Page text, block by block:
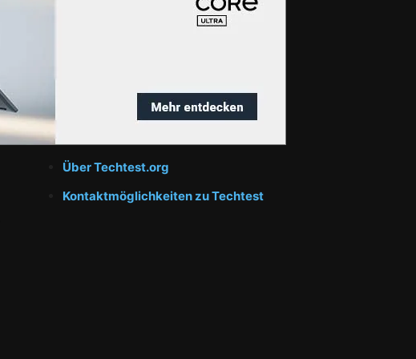
Über Techtest.org
Kontaktmöglichkeiten zu Techtest